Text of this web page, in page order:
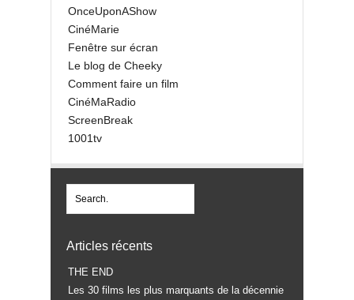
OnceUponAShow
CinéMarie
Fenêtre sur écran
Le blog de Cheeky
Comment faire un film
CinéMaRadio
ScreenBreak
1001tv
Articles récents
THE END
Les 30 films les plus marquants de la décennie